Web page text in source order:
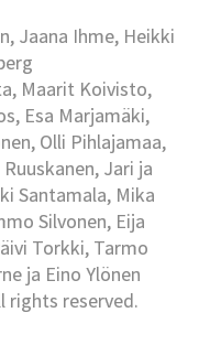
Jaana Ihme, Heikki
Maarit Koivisto,
Esa Marjamäki,
Olli Pihlajamaa,
Jari ja
Santamala, Mika
Silvonen, Eija
Torkki, Tarmo
ja Eino Ylönen
rights reserved.